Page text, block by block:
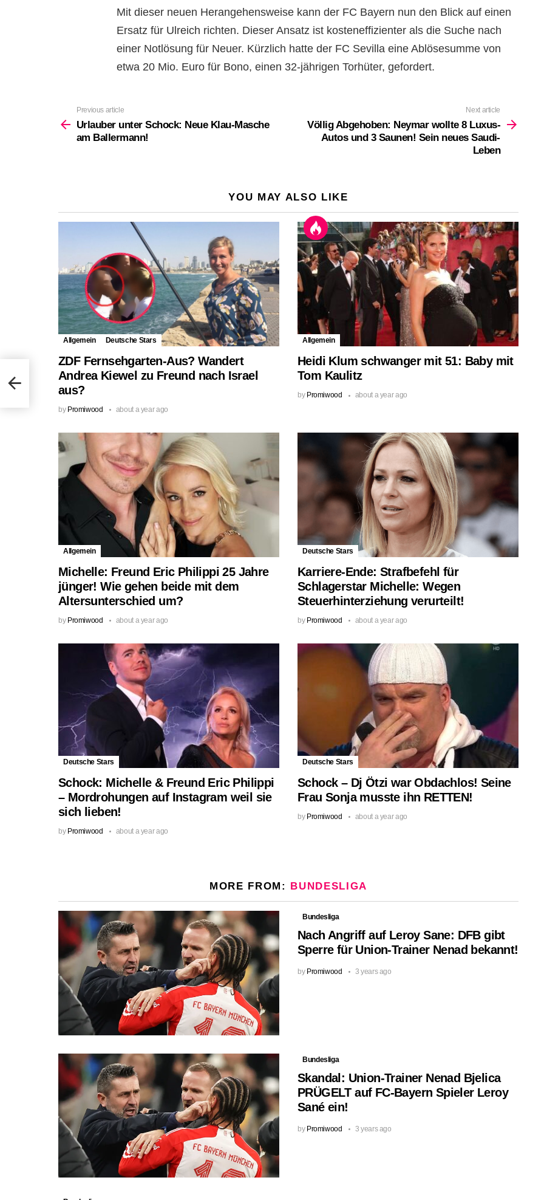
Mit dieser neuen Herangehensweise kann der FC Bayern nun den Blick auf einen
Ersatz für Ulreich richten. Dieser Ansatz ist kosteneffizienter als die Suche nach
einer Notlösung für Neuer. Kürzlich hatte der FC Sevilla eine Ablösesumme von
etwa 20 Mio. Euro für Bono, einen 32-jährigen Torhüter, gefordert.
more
Previous article
Urlauber unter Schock: Neue Klau-Masche
am Ballermann!
Next article
Völlig Abgehoben: Neymar wollte 8 Luxus-
Autos und 3 Saunen! Sein neues Saudi-
Leben
YOU MAY ALSO LIKE
Allgemein Deutsche Stars
ZDF Fernsehgarten-Aus? Wandert
Andrea Kiewel zu Freund nach Israel
aus?
by Promiwood about a year ago
Allgemein
Heidi Klum schwanger mit 51: Baby mit
Tom Kaulitz
by Promiwood about a year ago
Allgemein
Michelle: Freund Eric Philippi 25 Jahre
jünger! Wie gehen beide mit dem
Altersunterschied um?
by Promiwood about a year ago
Deutsche Stars
Karriere-Ende: Strafbefehl für
Schlagerstar Michelle: Wegen
Steuerhinterziehung verurteilt!
by Promiwood about a year ago
Deutsche Stars
Schock: Michelle & Freund Eric Philippi
– Mordrohungen auf Instagram weil sie
sich lieben!
by Promiwood about a year ago
Deutsche Stars
Schock – Dj Ötzi war Obdachlos! Seine
Frau Sonja musste ihn RETTEN!
by Promiwood about a year ago
MORE FROM: BUNDESLIGA
Bundesliga
Nach Angriff auf Leroy Sane: DFB gibt
Sperre für Union-Trainer Nenad bekannt!
by Promiwood 3 years ago
Bundesliga
Skandal: Union-Trainer Nenad Bjelica
PRÜGELT auf FC-Bayern Spieler Leroy
Sané ein!
by Promiwood 3 years ago